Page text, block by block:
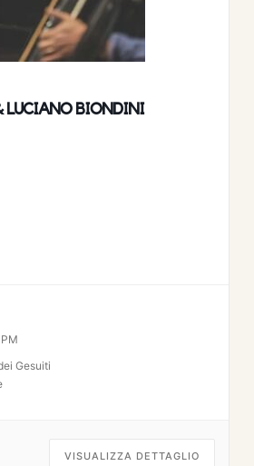
LUCIANO BIONDINI
Gesuiti
VISUALIZZA DETTAGLIO